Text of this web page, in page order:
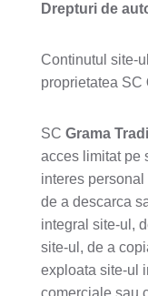
Drepturi de
Continutul site-
proprietatea SC
SC Grama
acces limitat pe
interes personal
de a descarca
integral site-ul,
site-ul, de a
exploata site-ul
comerciale sau